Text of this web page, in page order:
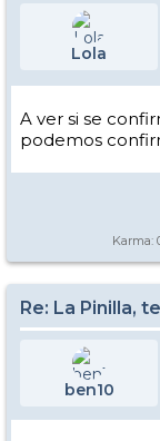
Lola
A ver si se
podemos
Karma:
Re: La Pinilla,
ben10